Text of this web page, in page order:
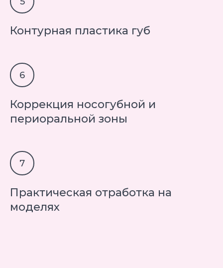
Контурная пластика губ
Коррекция носогубной и
периоральной зоны
Практическая отработка на
моделях